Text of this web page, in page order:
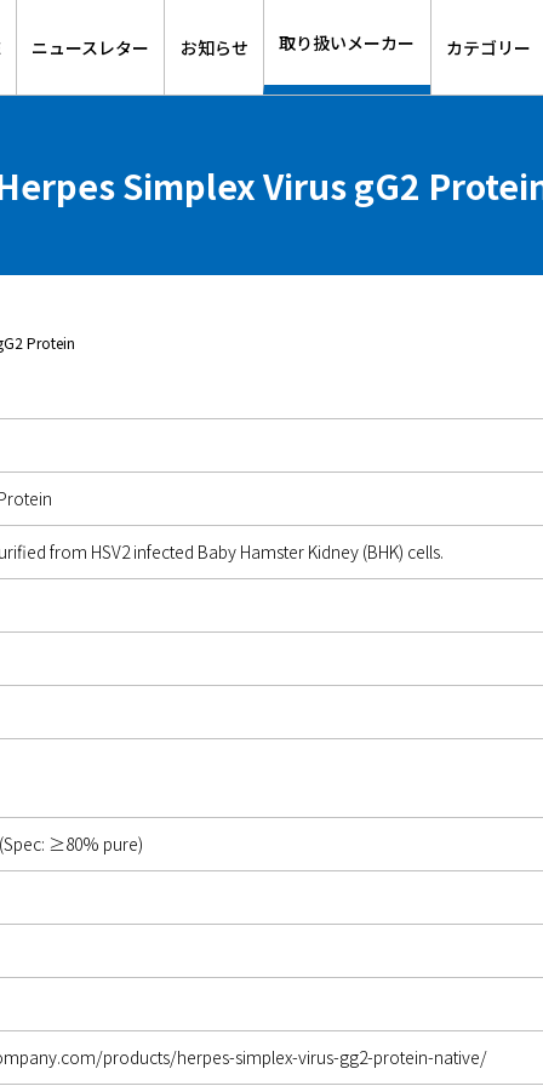
ニュースレター お知らせ 取り扱いメーカー カテゴリー
Simplex Virus gG2
Protein
from HSV2 infected Baby Hamster Kidney (BHK) cells.
≥80% pure)
products/herpes-simplex-virus-gg2-protein-native/